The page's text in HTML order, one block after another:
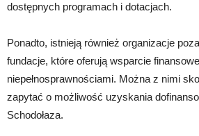
dostępnych programach i dotacjach.
Ponadto, istnieją również organizacje
fundacje, które oferują wsparcie
niepełnosprawnościami. Można z nimi
zapytać o możliwość uzyskania
Schodołaza.